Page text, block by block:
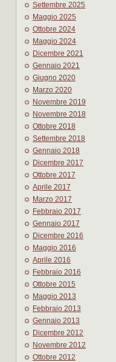
Settembre 2025
Maggio 2025
Ottobre 2024
Maggio 2024
Dicembre 2021
Gennaio 2021
Giugno 2020
Marzo 2020
Novembre 2019
Novembre 2018
Ottobre 2018
Settembre 2018
Gennaio 2018
Dicembre 2017
Ottobre 2017
Aprile 2017
Marzo 2017
Febbraio 2017
Gennaio 2017
Dicembre 2016
Maggio 2016
Aprile 2016
Febbraio 2016
Ottobre 2015
Maggio 2013
Febbraio 2013
Gennaio 2013
Dicembre 2012
Novembre 2012
Ottobre 2012